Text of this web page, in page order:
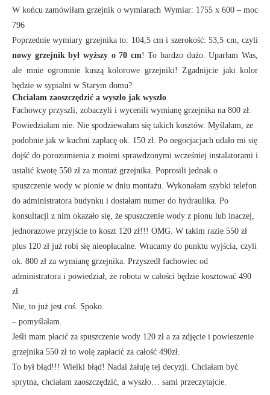
W końcu zamówiłam grzejnik o wymiarach Wymiar: 1755 x 600 – moc
796
Poprzednie wymiary grzejnika to: 104,5 cm i szerokość: 53,5 cm, czyli
nowy grzejnik był wyższy o 70 cm! To bardzo dużo. Uparłam Was,
ale mnie ogromnie kuszą kolorowe grzejniki! Zgadnijcie jaki kolor
będzie w sypialni w Starym domu?
Chciałam zaoszczędzić a wyszło jak wyszło
Fachowcy przyszli, zobaczyli i wycenili wymianę grzejnika na 800 zł.
Powiedziałam nie. Nie spodziewałam się takich kosztów. Myślałam, że
podobnie jak w kuchni zapłacę ok. 150 zł. Po negocjacjach udało mi się
dojść do porozumienia z moimi sprawdzonymi wcześniej instalatorami i
ustalić kwotę 550 zł za montaż grzejnika. Poprosili jednak o
spuszczenie wody w pionie w dniu montażu. Wykonałam szybki telefon
do administratora budynku i dostałam numer do hydraulika. Po
konsultacji z nim okazało się, że spuszczenie wody z pionu lub inaczej,
jednorazowe przyjście to koszt 120 zł!!! OMG. W takim razie 550 zł
plus 120 zł już robi się nieopłacalne. Wracamy do punktu wyjścia, czyli
ok. 800 zł za wymianę grzejnika. Przyszedł fachowiec od
administratora i powiedział, że robota w całości będzie kosztować 490
zł.
Nie, to już jest coś. Spoko.
– pomyślałam.
Jeśli mam płacić za spuszczenie wody 120 zł a za zdjęcie i powieszenie
grzejnika 550 zł to wolę zapłacić za całość 490zł.
To był błąd!!! Wielki błąd! Nadal żałuję tej decyzji. Chciałam być
sprytna, chciałam zaoszczędzić, a wyszło… sami przeczytajcie.